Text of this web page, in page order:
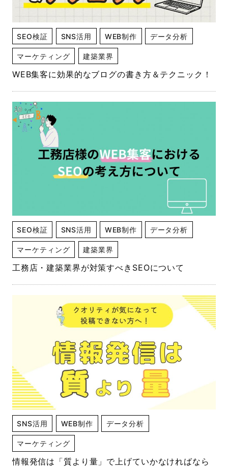
SEO検証 SNS活用 WEB制作 データ分析
マーケティング 建築業界
WEB集客に効果的なブログの書き方＆テクニック！
SEO検証 SNS活用 WEB制作 データ分析
マーケティング 建築業界
工務店・建築業界が対策すべきSEOについて
SNS活用 WEB制作 データ分析
マーケティング
情報発信は「質より量」で上げていかなければなら